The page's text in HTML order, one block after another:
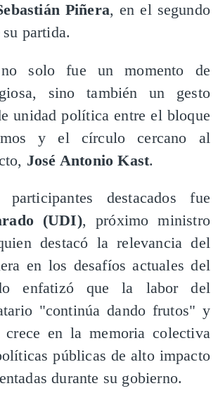
Piñera, en el segundo
partida.
solo fue un momento de
sino también un gesto
unidad política entre el bloque
y el círculo cercano al
José Antonio Kast.
destacados fue
(UDI), próximo ministro
destacó la relevancia del
en los desafíos actuales del
enfatizó que la labor del
"continúa dando frutos" y
en la memoria colectiva
públicas de alto impacto
durante su gobierno.